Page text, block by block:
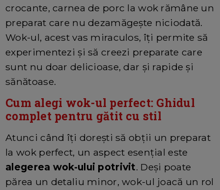
crocante, carnea de porc la wok rămâne un
preparat care nu dezamăgește niciodată.
Wok-ul, acest vas miraculos, îți permite să
experimentezi și să creezi preparate care
sunt nu doar delicioase, dar și rapide și
sănătoase.
Cum alegi wok-ul perfect: Ghidul
complet pentru gătit cu stil
Atunci când îți dorești să obții un preparat
la wok perfect, un aspect esențial este
alegerea wok-ului potrivit. Deși poate
părea un detaliu minor, wok-ul joacă un rol